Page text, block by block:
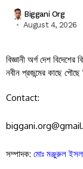
Biggani Org
August 4, 2026
বিজ্ঞানী অর্গ দেশ বিদেশের
নবীন প্রজন্মের কাছে পৌছে
Contact:
সম্পাদক: মোঃ মঞ্জুরুল